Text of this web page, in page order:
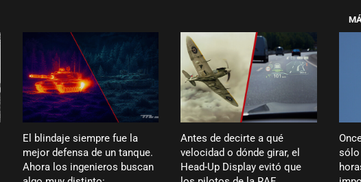
El blindaje siempre fue la
mejor defensa de un tanque.
Ahora los ingenieros buscan
Antes de decirte a qué
velocidad o dónde girar, el
Head-Up Display evitó que
sólo